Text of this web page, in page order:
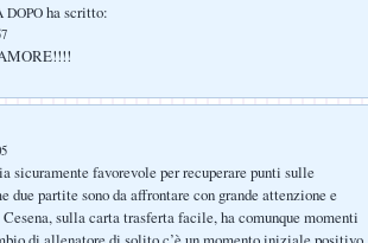
DOPO ha scritto:
sicuramente favorevole per recuperare punti sulle
due partite sono da affrontare con grande attenzione e
sulla carta trasferta facile, ha comunque momenti